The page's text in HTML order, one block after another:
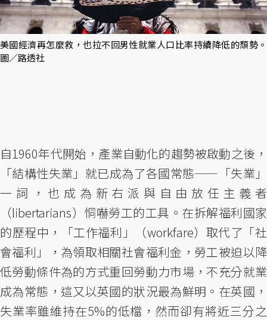
美國經濟再怎麼救，也拉不回男性就業人口比率持續降低的頹勢。
圖／路透社
自1960年代開始，產業自動化的趨勢被啟動之後，
「結構性失業」就已成為了各國常態——「失業」
一詞，也成為新右派與自由放任主義者
（libertarians）恫嚇勞工的工具。在拆解福利國家
的歷程中，「工作福利」（workfare）取代了「社
會福利」，為領取相關社會福利金，勞工被迫以降
低勞動條件為的方式重回勞動力市場，不充分就業
成為常態，這又以英國的狀況最為鮮明。在英國，
失業率雖維持在5%的低檔，然而卻有將近三分之